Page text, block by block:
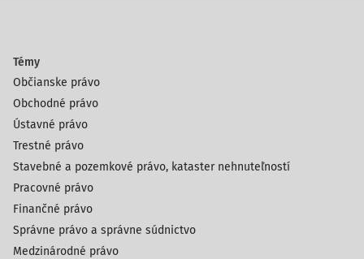
Témy
Občianske právo
Obchodné právo
Ústavné právo
Trestné právo
Stavebné a pozemkové právo, kataster nehnuteľností
Pracovné právo
Finančné právo
Správne právo a správne súdnictvo
Medzinárodné právo